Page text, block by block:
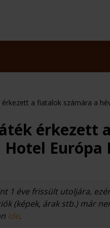
érkezett a fiatalok számára a
érkezett
Hotel
1 éve frissült utoljára,
(képek, árak stb.) már
ide.